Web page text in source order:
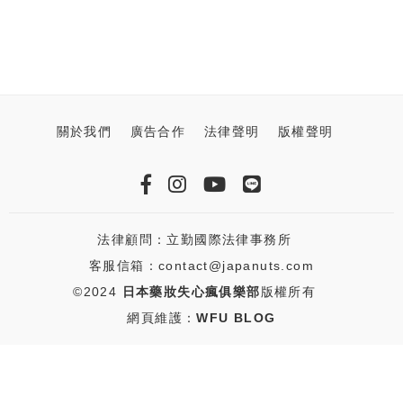
關於我們 廣告合作 法律聲明 版權聲明
法律顧問：立勤國際法律事務所
客服信箱：contact@japanuts.com
©2024
日本藥妝失心瘋俱樂部版權所有
網頁維護：WFU BLOG